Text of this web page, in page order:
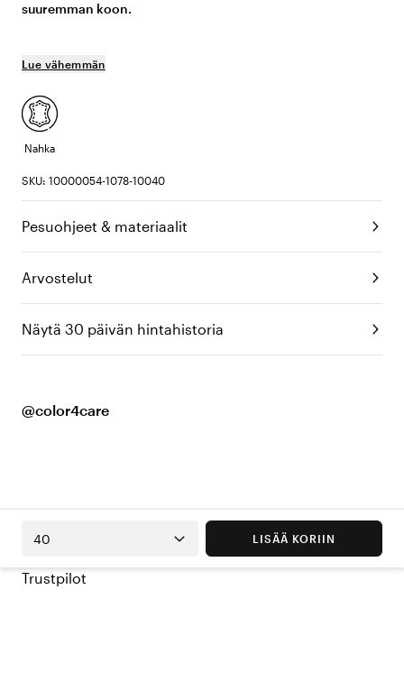
suuremman koon.
Lue vähemmän
Nahka
SKU: 10000054-1078-10040
Pesuohjeet & materiaalit
Arvostelut
Näytä 30 päivän hintahistoria
@color4care
40 LISÄÄ KORIIN
Trustpilot